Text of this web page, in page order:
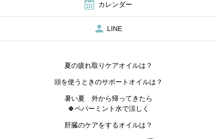
カレンダー
LINE
夏の疲れ取りケアオイルは？
頭を使うときのサポートオイルは？
暑い夏 外から帰ってきたら
🍀ペパーミント水で涼しく
肝臓のケアをするオイルは？